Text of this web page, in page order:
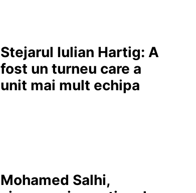
Stejarul Iulian Hartig: A
fost un turneu care a
unit mai mult echipa
Mohamed Salhi,